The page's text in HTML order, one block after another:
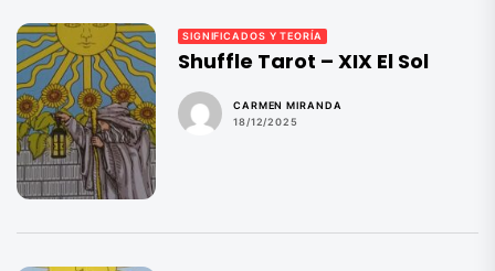
SIGNIFICADOS Y TEORÍA
Shuffle Tarot – XIX El Sol
CARMEN MIRANDA
18/12/2025